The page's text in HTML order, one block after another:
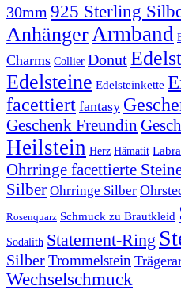
30mm 925 Sterling
Anhänger Armband
Charms Collier Donut
Edelsteine Edelsteinkette
facettiert fantasy
Geschenk Freundin
Heilstein Herz Hämatit
Ohrringe facettierte
Silber Ohrringe Silber
Rosenquarz Schmuck zu Brautkleid
Sodalith Statement-Ring
SilberTrommelstein
Wechselschmuck